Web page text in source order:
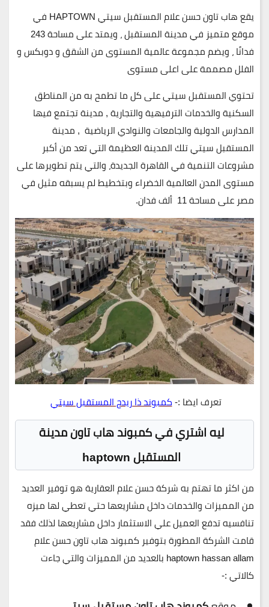
يقع هاب تاون حسن علام المستقبل سيتي HAPTOWN في
موقع متميز في مدينة المستقبل ، ويمتد على مساحة 243
فدانًا ، ويضم مجموعة عالمية المستوى من الشقق و دوبكس و
الفلل مصممة على اعلى مستوى
تحتوي المستقبل سيتي على كل ما تطمح به من المناطق
السكنية والخدمات الترفيهية والتجارية , مدينة تجتمع فيها
المدارس الدولية والجامعات والنوادي الرياضية , مدينة
المستقبل سيتي تلك المدينة العظيمة التي تعد من أكبر
مشروعات التنمية في القاهرة الجديدة، والتي يتم تطويرها على
مستوى المدن العالمية الخضراء وبتخطيط لم يسبقه مثيل في
مصر على مساحة 11 ألف فدان.
تعرف ايضا :-كمبوند ذا ريدج المستقبل سيتي
ليه اشتري في كمبوند هاب تاون مدينة
المستقبل haptown
من اكثر ما تهتم به شركة حسن علام العقارية هو توفير العديد
من المميزات والخدمات داخل مشاريعها حتي تعطي لها ميزه
تنافسيه تدفع العميل علي الاستثمار داخل مشاريعها لذلك فقد
قامت الشركة المطورة بتوفير كمبوند هاب تاون حسن علام
haptown hassan allam بالعديد من المميزات والتي جاءت
كالاتي :-